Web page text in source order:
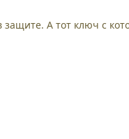
А тот ключ с